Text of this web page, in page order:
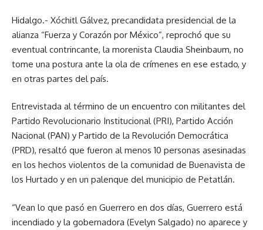
Hidalgo.- Xóchitl Gálvez, precandidata presidencial de la
alianza “Fuerza y Corazón por México”, reprochó que su
eventual contrincante, la morenista Claudia Sheinbaum, no
tome una postura ante la ola de crímenes en ese estado, y
en otras partes del país.
Entrevistada al término de un encuentro con militantes del
Partido Revolucionario Institucional (PRI), Partido Acción
Nacional (PAN) y Partido de la Revolución Democrática
(PRD), resaltó que fueron al menos 10 personas asesinadas
en los hechos violentos de la comunidad de Buenavista de
los Hurtado y en un palenque del municipio de Petatlán.
“Vean lo que pasó en Guerrero en dos días, Guerrero está
incendiado y la gobernadora (Evelyn Salgado) no aparece y